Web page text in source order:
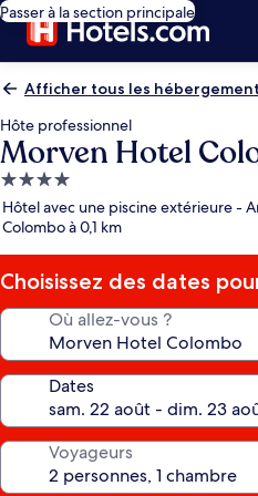
Passer à la section principale
Afficher tous les
Hôte professionnel
Morven Hotel
Hébergement
4.0 étoiles
Hôtel avec une piscine extérieure -
Colombo à 0,1 km
Choisissez des dates
Où allez-vous ?
Dates
Voyageurs